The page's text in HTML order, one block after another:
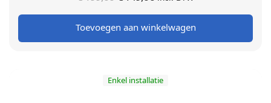
prijs was:
€ 199,00.
prijs is:
€ 149,00.
Toevoegen aan winkelwagen
Enkel installatie